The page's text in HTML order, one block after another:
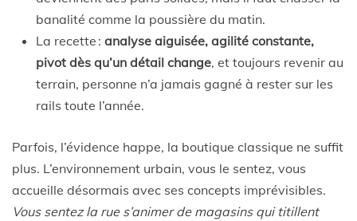
banalité comme la poussière du matin.
La recette : analyse aiguisée, agilité constante,
pivot dès qu’un détail change, et toujours revenir au
terrain, personne n’a jamais gagné à rester sur les
rails toute l’année.
Parfois, l’évidence happe, la boutique classique ne suffit
plus. L’environnement urbain, vous le sentez, vous
accueille désormais avec ses concepts imprévisibles.
Vous sentez la rue s’animer de magasins qui titillent